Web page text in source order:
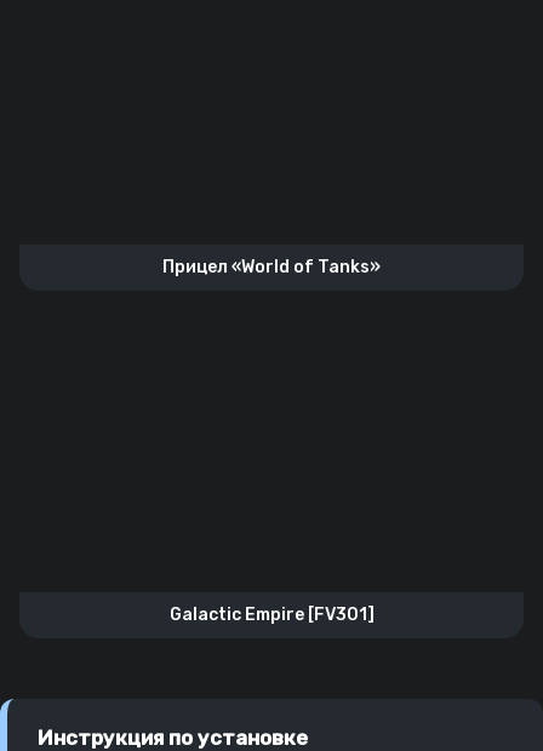
Прицел «World of Tanks»
Galactic Empire [FV301]
Инструкция по установке